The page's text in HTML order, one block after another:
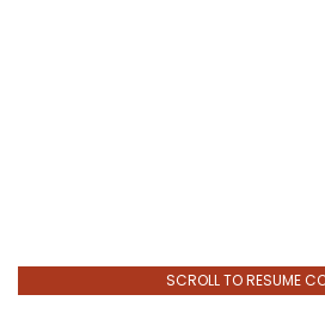
SCROLL TO RESUME